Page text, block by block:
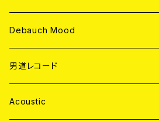
Debauch Mood
男道レコード
Acoustic